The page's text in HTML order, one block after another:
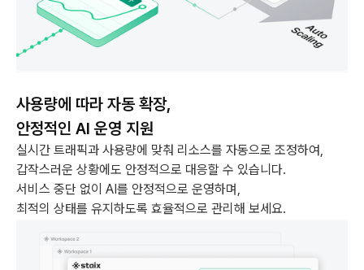
사용량에 따라 자동 확장,
안정적인 AI 운영 지원
실시간 트래픽과 사용량에 맞춰 리소스를 자동으로 조정하여,
갑작스러운 상황에도 안정적으로 대응할 수 있습니다.
서비스 중단 없이 AI를 안정적으로 운영하며,
최적의 상태를 유지하도록 효율적으로 관리해 보세요.